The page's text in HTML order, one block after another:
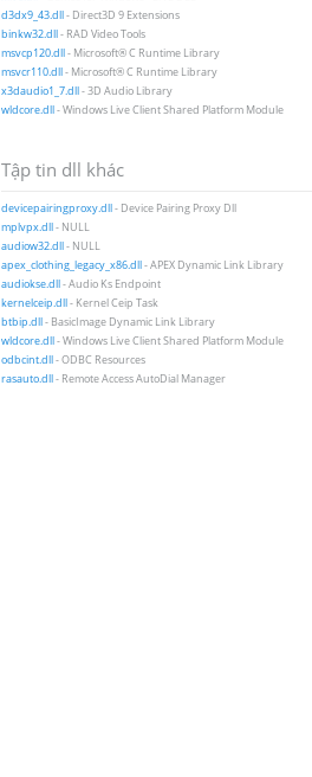
d3dx9_43.dll- Direct3D 9 Extensions
binkw32.dll- RAD Video Tools
msvcp120.dll- Microsoft® C Runtime Library
msvcr110.dll- Microsoft® C Runtime Library
x3daudio1_7.dll- 3D Audio Library
wldcore.dll- Windows Live Client Shared Platform Module
Tập tin dll khác
devicepairingproxy.dll- Device Pairing Proxy Dll
mplvpx.dll- NULL
audiow32.dll- NULL
apex_clothing_legacy_x86.dll- APEX Dynamic Link Library
audiokse.dll- Audio Ks Endpoint
kernelceip.dll- Kernel Ceip Task
btbip.dll- BasicImage Dynamic Link Library
wldcore.dll- Windows Live Client Shared Platform Module
odbcint.dll- ODBC Resources
rasauto.dll- Remote Access AutoDial Manager